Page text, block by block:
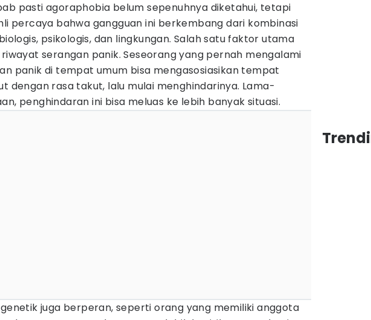
pasti agoraphobia belum sepenuhnya diketahui, tetapi
percaya bahwa gangguan ini berkembang dari kombinasi
psikologis, dan lingkungan. Salah satu faktor utama
serangan panik. Seseorang yang pernah mengalami
panik di tempat umum bisa mengasosiasikan tempat
dengan rasa takut, lalu mulai menghindarinya. Lama-
penghindaran ini bisa meluas ke lebih banyak situasi.
juga berperan, seperti orang yang memiliki anggota